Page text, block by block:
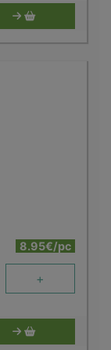
8.95€/pc
+